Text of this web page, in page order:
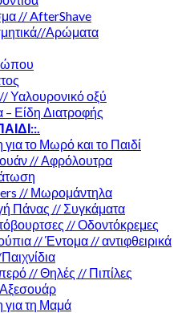
// AfterShave
Αρώματα
Υαλουρονικό οξύ
– Είδη Διατροφής
το Μωρό και το Παιδί
// Αφρόλουτρα
// Μωρομάντηλα
Πάνας // Συγκάματα
// Οδοντόκρεμες
// Έντομα // αντιφθειρικά
// Θηλές // Πιπίλες
για τη Μαμά